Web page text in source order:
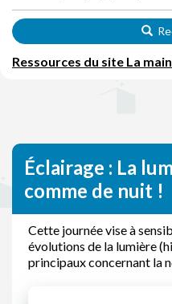
Ressources du site La
Éclairage : La
comme de nuit !
Cette journée vise à
évolutions de la lumière
principaux concernant la